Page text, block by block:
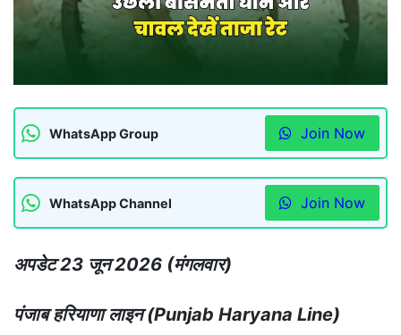
WhatsApp Group Join Now
WhatsApp Channel Join Now
अपडेट 23 जून 2026 (मंगलवार)
पंजाब हरियाणा लाइन (Punjab Haryana Line)